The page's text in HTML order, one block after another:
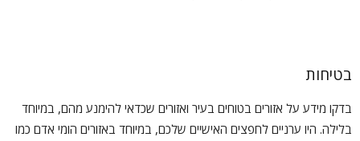
בטיחות
בדקו מידע על אזורים בטוחים בעיר ואזורים שכדאי להימנע מהם, במיוחד
בלילה. היו ערניים לחפצים האישיים שלכם, במיוחד באזורים הומי אדם כמו